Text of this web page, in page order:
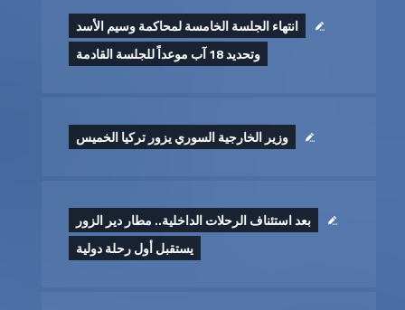
انتهاء الجلسة الخامسة لمحاكمة وسيم الأسد
وتحديد 18 آب موعداً للجلسة القادمة
وزير الخارجية السوري يزور تركيا الخميس
بعد استئناف الرحلات الداخلية.. مطار دير الزور
يستقبل أول رحلة دولية